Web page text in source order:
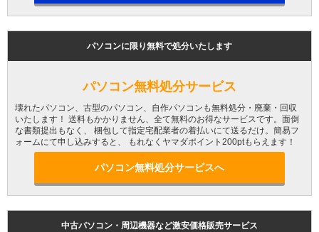
パソコンに限り無料で処分いたします
パソコン無料処分サービス
壊れたパソコン、古型のパソコン、自作パソコンも無料処分・廃棄・回収
いたします！ 送料もかかりません、全て無料のお得なサービスです。面倒
な書類提出もなく、 梱包して指定宅配業者の着払いにて送るだけ。簡易フ
ォームにて申し込みすると、 もれなくヤマダポイント200ptもらえます！
パソコン無料処分サービスへ
中古パソコン・周辺機器など激安価格販売サービス